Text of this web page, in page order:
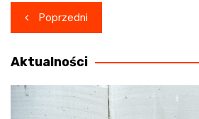
Nawigacja
wpisu
Poprzedni
Aktualności